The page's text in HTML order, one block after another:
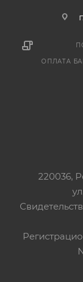
ОПЛАТА
220036,